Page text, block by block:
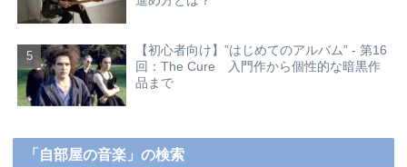
【初心者向け】”はじめてのアルバム” - 第16
回：The Cure 入門作から個性的な暗黒作
品まで
「自部屋の音楽」の検索